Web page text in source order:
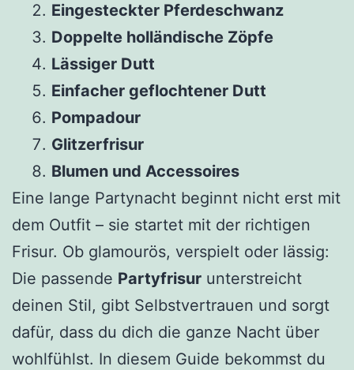
Eingesteckter Pferdeschwanz
Doppelte holländische Zöpfe
Lässiger Dutt
Einfacher geflochtener Dutt
Pompadour
Glitzerfrisur
Blumen und Accessoires
Eine lange Partynacht beginnt nicht erst mit
dem Outfit – sie startet mit der richtigen
Frisur. Ob glamourös, verspielt oder lässig:
Die passende Partyfrisur unterstreicht
deinen Stil, gibt Selbstvertrauen und sorgt
dafür, dass du dich die ganze Nacht über
wohlfühlst. In diesem Guide bekommst du